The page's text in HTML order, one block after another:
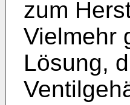
zum
Vielmehr
Lösung,